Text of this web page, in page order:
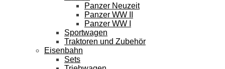
Panzer Neuzeit
Panzer WW II
Panzer WW I
Sportwagen
Traktoren und Zubehör
Eisenbahn
Sets